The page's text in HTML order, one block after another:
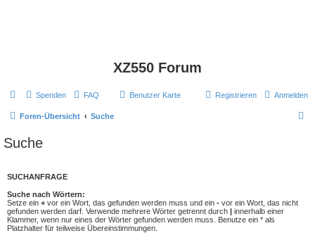
XZ550 Forum
Spenden FAQ Benutzer Karte Anmelden
Registrieren
Foren-Übersicht Suche
Suche
SUCHANFRAGE
Suche nach Wörtern:
Setze ein + vor ein Wort, das gefunden werden muss und ein - vor ein Wort, das nicht
gefunden werden darf. Verwende mehrere Wörter getrennt durch | innerhalb einer
Klammer, wenn nur eines der Wörter gefunden werden muss. Benutze ein * als
Platzhalter für teilweise Übereinstimmungen.